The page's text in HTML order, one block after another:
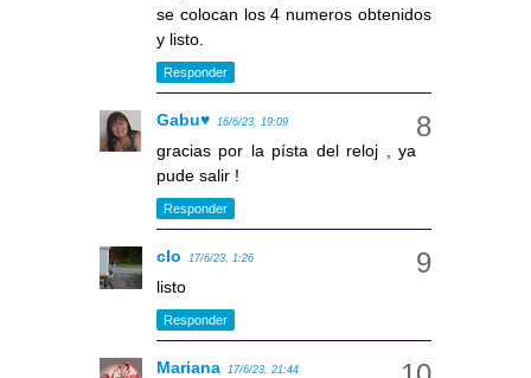
se colocan los 4 numeros obtenidos
y listo.
Responder
Gabu♥ 16/6/23, 19:09
gracias por la písta del reloj , ya
pude salir !
Responder
clo 17/6/23, 1:26
listo
Responder
Mariana 17/6/23, 21:44